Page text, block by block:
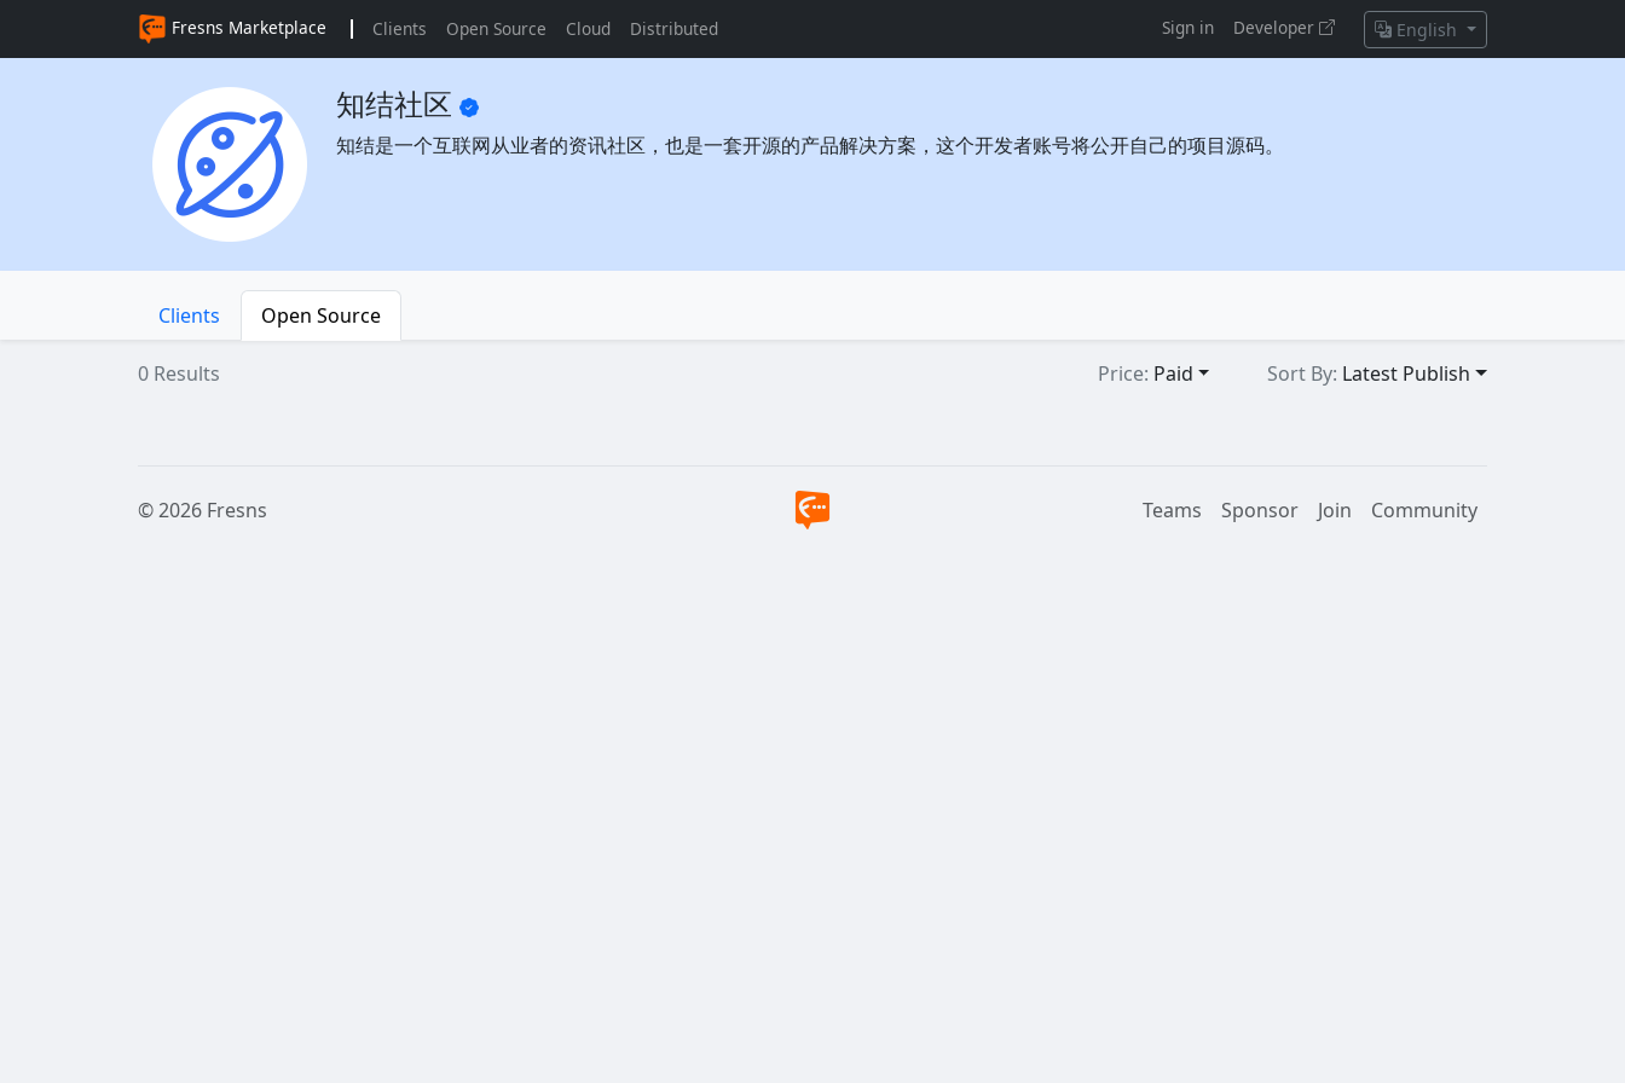
Fresns Marketplace Clients Open Source Cloud Distributed Sign in Developer English
知结社区
知结是一个互联网从业者的资讯社区，也是一套开源的产品解决方案，这个开发者账号将公开自己的项目源码。
Clients Open Source
0 Results Price: Paid Sort By: Latest Publish
© 2026 Fresns Teams Sponsor Join Community